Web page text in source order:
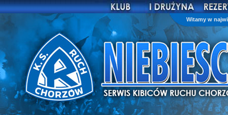
Witamy w